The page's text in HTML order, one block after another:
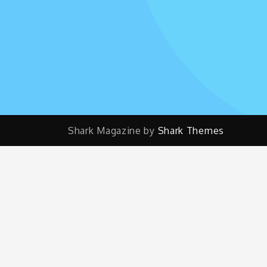
Shark Magazine by Shark Themes